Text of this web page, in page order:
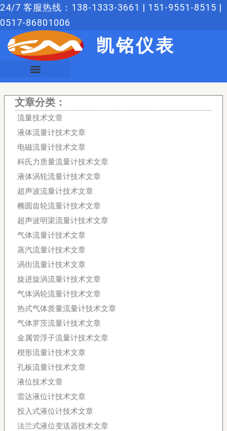
跳
至
24/7 客服热线：138-1333-3661 | 151-9551-8515 |
0517-86801006
凯铭仪表
文章分类：
流量技术文章
液体流量计技术文章
电磁流量计技术文章
科氏力质量流量计技术文章
液体涡轮流量计技术文章
超声波流量计技术文章
椭圆齿轮流量计技术文章
超声波明渠流量计技术文章
气体流量计技术文章
蒸汽流量计技术文章
涡街流量计技术文章
旋进旋涡流量计技术文章
气体涡轮流量计技术文章
热式气体质量流量计技术文章
气体罗茨流量计技术文章
金属管浮子流量计技术文章
楔形流量计技术文章
孔板流量计技术文章
液位技术文章
雷达液位计技术文章
投入式液位计技术文章
法兰式液位变送器技术文章